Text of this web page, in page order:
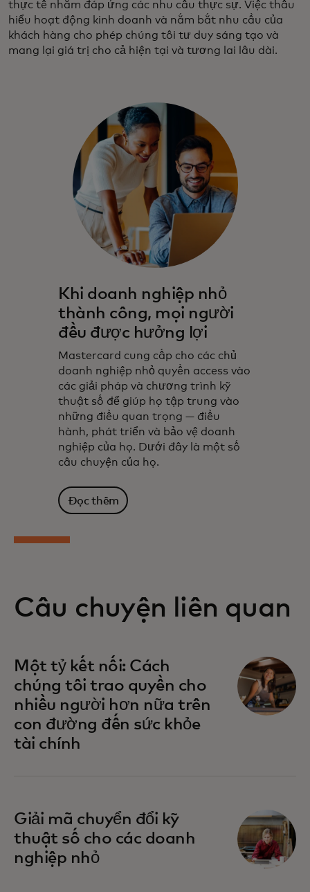
thực tế nhằm đáp ứng các nhu cầu thực sự. Việc thấu
hiểu hoạt động kinh doanh và nắm bắt nhu cầu của
khách hàng cho phép chúng tôi tư duy sáng tạo và
mang lại giá trị cho cả hiện tại và tương lai lâu dài.
Khi doanh nghiệp nhỏ
thành công, mọi người
đều được hưởng lợi
Mastercard cung cấp cho các chủ
doanh nghiệp nhỏ quyền access vào
các giải pháp và chương trình kỹ
thuật số để giúp họ tập trung vào
những điều quan trọng — điều
hành, phát triển và bảo vệ doanh
nghiệp của họ. Dưới đây là một số
câu chuyện của họ.
Đọc thêm
Câu chuyện liên quan
Một tỷ kết nối: Cách
chúng tôi trao quyền cho
nhiều người hơn nữa trên
con đường đến sức khỏe
tài chính
Giải mã chuyển đổi kỹ
thuật số cho các doanh
nghiệp nhỏ